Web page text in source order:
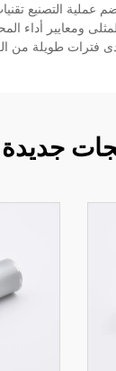
عملية التصنيع
ومعايير أداء
فترات طويلة من
جديدة